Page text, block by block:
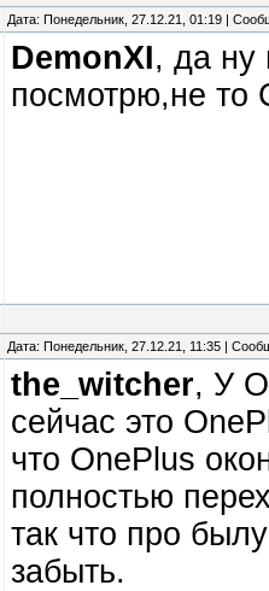
Дата: Понедельник, 27.12.21, 01:19 |
DemonXI, да ну
посмотрю,не то
Дата: Понедельник, 27.12.21, 11:35 |
the_witcher, У
сейчас это
что OnePlus
полностью
так что про
забыть.